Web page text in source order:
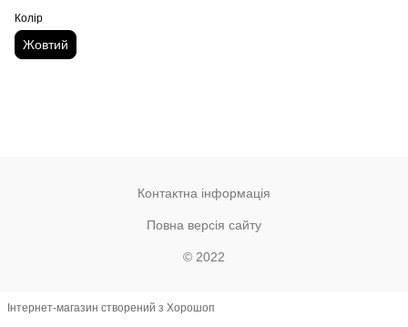
Колір
Жовтий
Контактна інформація
Повна версія сайту
© 2022
Інтернет-магазин створений з Хорошоп